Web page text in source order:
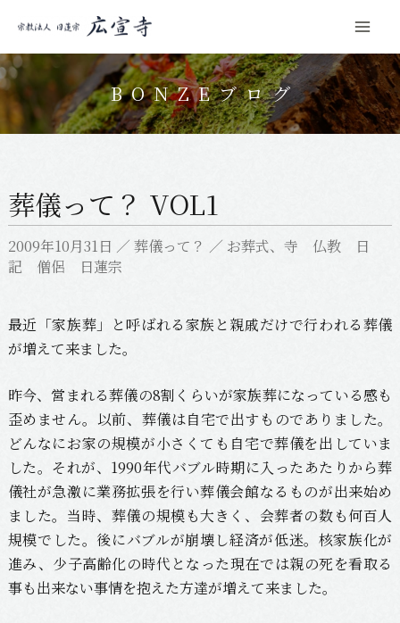
コ
ン
ン
ス
ッ
BONZEブログ
葬儀って？ VOL1
2009年10月31日 ／ 葬儀って？ ／ お葬式、 寺 仏教 日
記 僧侶 日蓮宗
最近「家族葬」と呼ばれる家族と親戚だけで行われる葬儀
が増えて来ました。
昨今、営まれる葬儀の8割くらいが家族葬になっている感も
歪めません。以前、葬儀は自宅で出すものでありました。
どんなにお家の規模が小さくても自宅で葬儀を出していま
した。それが、1990年代バブル時期に入ったあたりから葬
儀社が急激に業務拡張を行い葬儀会館なるものが出来始め
ました。当時、葬儀の規模も大きく、会葬者の数も何百人
規模でした。後にバブルが崩壊し経済が低迷。核家族化が
進み、少子高齢化の時代となった現在では親の死を看取る
事も出来ない事情を抱えた方達が増えて来ました。